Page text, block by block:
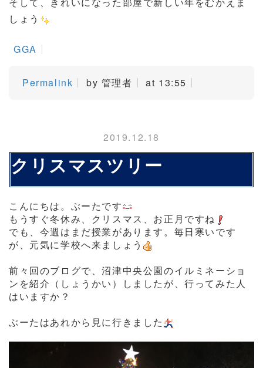
しょう
GGA
Permalink by 管理者 at 13:55
2019.12.18
クリスマスツリー
こんにちは。ぶーたです
もうすぐ冬休み、クリスマス、お正月ですね
でも、今週はまだ授業があります。毎日寒いです
が、元気に学校へ来ましょう
前々回のブログで、沼津中央公園のイルミネーショ
ンを紹介（しょうかい）しましたが、行ってみた人
はいますか？
ぶーたはあれから見に行きました